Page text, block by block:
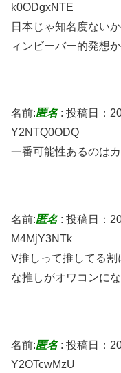
k0ODgxNTE
日本じゃ知名度ない
ィンビーバー的発想
名前:匿名: 投稿日：
Y2NTQ0ODQ
一番可能性あるのは
名前:匿名: 投稿日：
M4MjY3NTk
V推しって推してる
な推しがオワコンに
名前:匿名: 投稿日：
Y2OTcwMzU